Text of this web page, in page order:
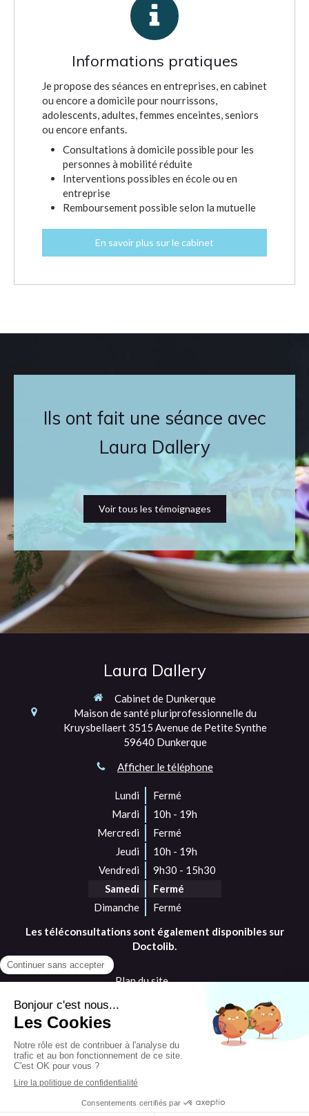
Informations pratiques
Je propose des séances en entreprises, en cabinet
ou encore a domicile pour nourrissons,
adolescents, adultes, femmes enceintes, seniors
ou encore enfants.
Consultations à domicile possible pour les
personnes à mobilité réduite
Interventions possibles en école ou en
entreprise
Remboursement possible selon la mutuelle
En savoir plus sur le cabinet
Ils ont fait une séance avec
Laura Dallery
Voir tous les témoignages
Laura Dallery
Cabinet de Dunkerque
Maison de santé pluriprofessionnelle du
Kruysbellaert 3515 Avenue de Petite Synthe
59640 Dunkerque
Afficher le téléphone
Lundi
Fermé
Mardi
10h - 19h
Mercredi
Fermé
Jeudi
10h - 19h
Vendredi
9h30 - 15h30
Samedi
Fermé
Dimanche
Fermé
Les téléconsultations sont également disponibles sur
Doctolib.
Plan du site
©2017 Laura Dallery - Diététicienne nutritionniste
Création et référencement du site par Simplébo